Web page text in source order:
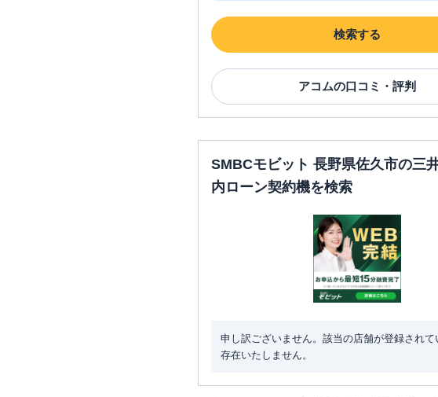
検索する
アコムの口コミ・評判
SMBCモビット 長野県佐久市の三
内ローン契約機を検索
申し訳ございません。該当の店舗が登録されて
存在いたしません。